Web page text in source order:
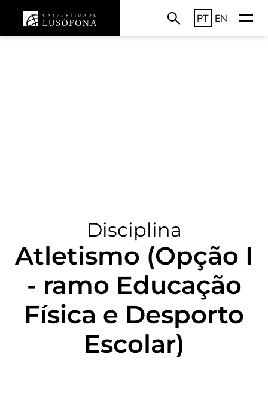
PT EN
Disciplina
Atletismo (Opção I
- ramo Educação
Física e Desporto
Escolar)